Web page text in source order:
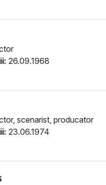
26.09.1968
scenarist, producator
23.06.1974